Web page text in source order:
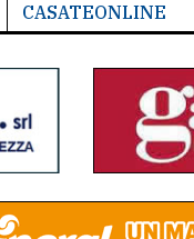
CASATEONLINE